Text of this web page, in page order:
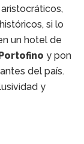
si lo
un hotel de
y pon
del país.
y